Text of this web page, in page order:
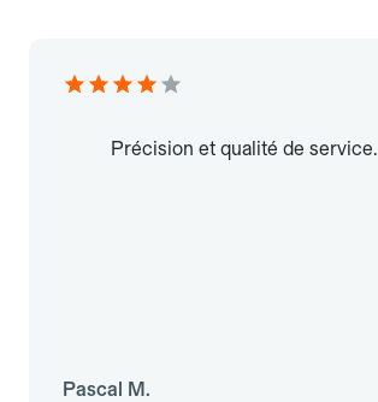
Précision et qualité de service.
Pascal M.